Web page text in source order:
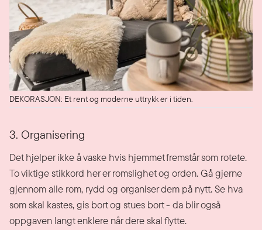
DEKORASJON: Et rent og moderne uttrykk er i tiden.
3. Organisering
Det hjelper ikke å vaske hvis hjemmet fremstår som rotete.
To viktige stikkord her er romslighet og orden. Gå gjerne
gjennom alle rom, rydd og organiser dem på nytt. Se hva
som skal kastes, gis bort og stues bort - da blir også
oppgaven langt enklere når dere skal flytte.